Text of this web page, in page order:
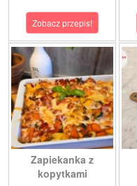
Zobacz przepis!
Zapiekanka z
kopytkami